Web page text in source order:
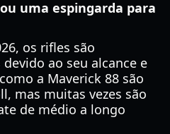
uma espingarda para
os rifles são
ao seu alcance e
a Maverick 88 são
mas muitas vezes são
de médio a longo